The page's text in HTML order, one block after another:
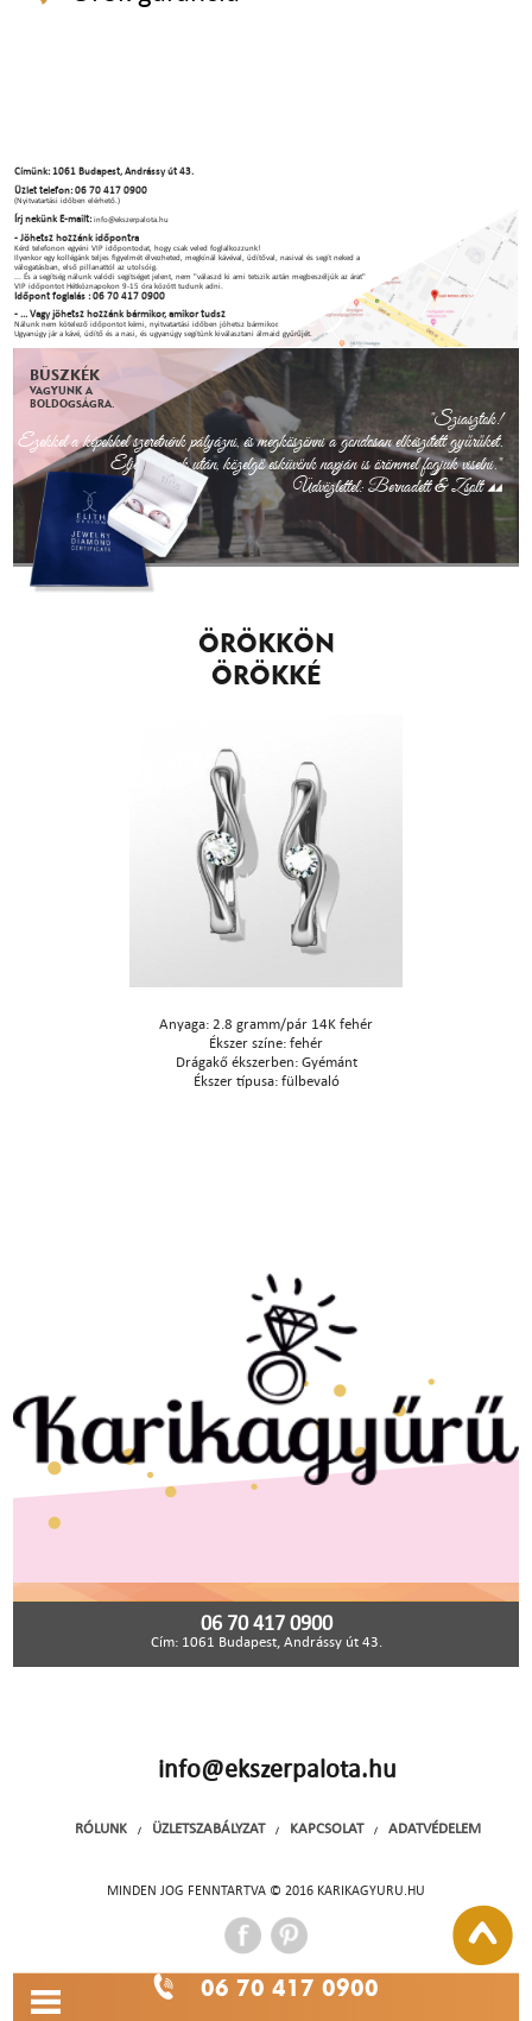
Címünk: 1061 Budapest, Andrássy út 43.
Üzlet telefon: 06 70 417 0900
(Nyitvatartási időben elérhető.)
Írj nekünk E-mailt:info@ekszerpalota.hu
- Jöhetsz hozzánk időpontra
Kérd telefonon egyéni VIP időpontodat, hogy csak veled foglalkozzunk!
Ilyenkor egy kollégánk teljes figyelmét élvezheted, megkínál kávéval, üdítőval, nasival és segít neked a
válogatásban, első pillanattól az utolsóig.
... És a segítség nálunk valódi segítséget jelent, nem "válaszd ki ami tetszik aztán megbeszéljük az árat"
VIP időpontot Hétköznapokon 9-15 óra között tudunk adni.
Időpont foglalás : 06 70 417 0900
- ... Vagy jöhetsz hozzánk bármikor, amikor tudsz
Nálunk nem kötelező időpontot kérni, nyitvatartási időben jöhetsz bármikor.
Ugyanúgy jár a kávé, üdítő és a nasi, és ugyanúgy segítünk kiválasztani álmaid gyűrűjét.
BÜSZKÉK
VAGYUNK A
BOLDOGSÁGRA.
"Sziasztok!
Ezekkel a képekkel szeretnénk pályázni, és megköszönni a gondosan elkészített gyűrűket.
Eljegyzésünk után, közelgő esküvőnk napján is örömmel fogjuk viselni."
Üdvözlettel: Bernadett & Zsolt
ÖRÖKKÖN
ÖRÖKKÉ
Anyaga: 2.8 gramm/pár 14K fehér
Ékszer színe: fehér
Drágakő ékszerben: Gyémánt
Ékszer típusa: fülbevaló
06 70 417 0900
Cím: 1061 Budapest, Andrássy út 43.
info@ekszerpalota.hu
RÓLUNK / ÜZLETSZABÁLYZAT / KAPCSOLAT / ADATVÉDELEM
MINDEN JOG FENNTARTVA © 2016 KARIKAGYURU.HU
06 70 417 0900